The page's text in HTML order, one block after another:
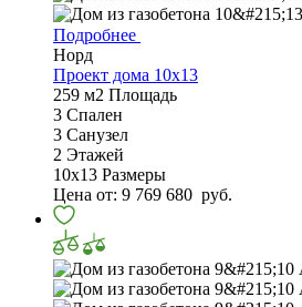
Подробнее
Норд
Проект дома 10х13
259 м2 Площадь
3 Спален
3 Санузел
2 Этажей
10х13 Размеры
Цена от: 9 769 680 руб.